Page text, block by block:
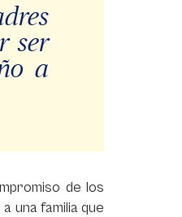
ser
a
de los
una familia que